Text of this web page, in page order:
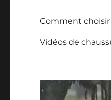
Comment choisir
Vidéos de